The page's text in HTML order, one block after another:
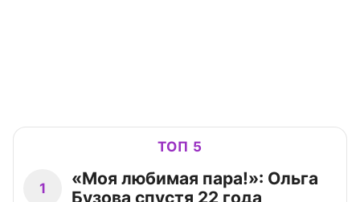
ТОП 5
1
«Моя любимая пара!»: Ольга
Бузова спустя 22 года